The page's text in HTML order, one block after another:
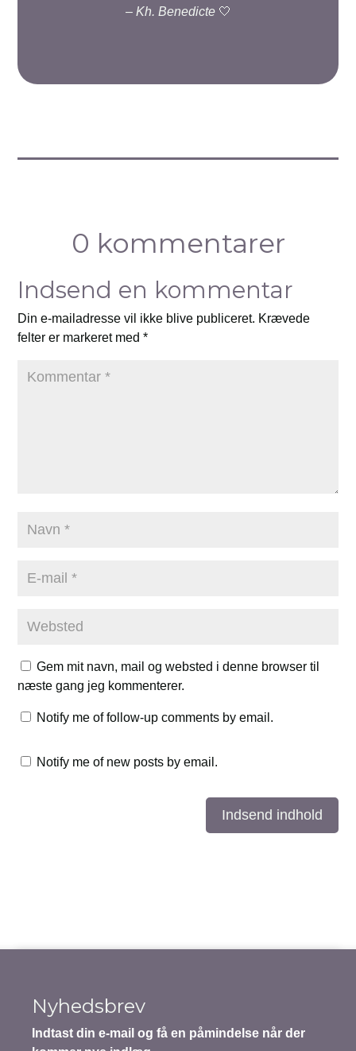
– Kh. Benedicte🤍
0 kommentarer
Indsend en kommentar
Din e-mailadresse vil ikke blive publiceret. Krævede
felter er markeret med*
Gem mit navn, mail og websted i denne browser til
næste gang jeg kommenterer.
Notify me of follow-up comments by email.
Notify me of new posts by email.
Indsend indhold
Nyhedsbrev
Indtast din e-mail og få en påmindelse når der